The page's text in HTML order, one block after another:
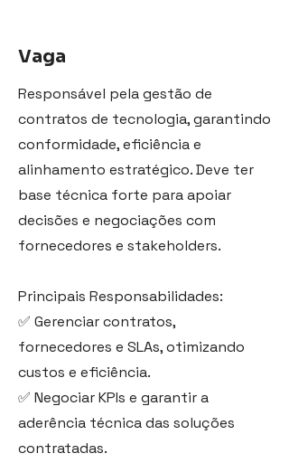
Vaga
Responsável pela gestão de
contratos de tecnologia, garantindo
conformidade, eficiência e
alinhamento estratégico. Deve ter
base técnica forte para apoiar
decisões e negociações com
fornecedores e stakeholders.
Principais Responsabilidades:
✅ Gerenciar contratos,
fornecedores e SLAs, otimizando
custos e eficiência.
✅ Negociar KPIs e garantir a
aderência técnica das soluções
contratadas.